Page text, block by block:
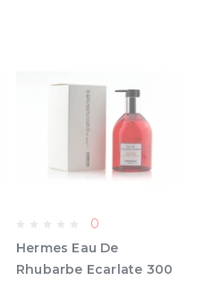
0
Hermes Eau De
Rhubarbe Ecarlate 300